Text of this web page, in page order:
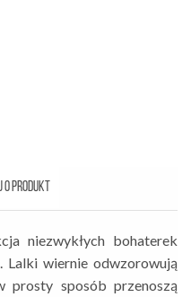
PRODUKT
niezwykłych bohaterek
Lalki wiernie odwzorowują
prosty sposób przenoszą